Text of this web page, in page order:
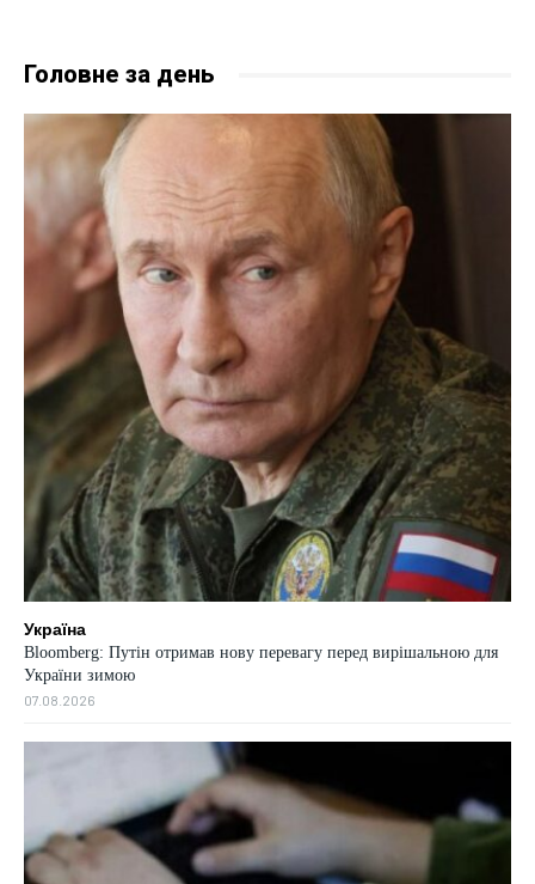
Головне за день
Україна
Bloomberg: Путін отримав нову перевагу перед вирішальною для
України зимою
07.08.2026